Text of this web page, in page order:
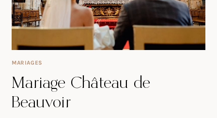
MARIAGES
Mariage Château de
Beauvoir